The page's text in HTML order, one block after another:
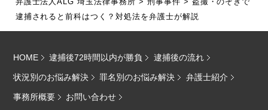
逮捕されると前科はつく？対処法を弁護士が解説
HOME 逮捕後72時間以内が勝負 逮捕後の流れ
状況別のお悩み解決 罪名別のお悩み解決 弁護士紹介
事務所概要 お問い合わせ